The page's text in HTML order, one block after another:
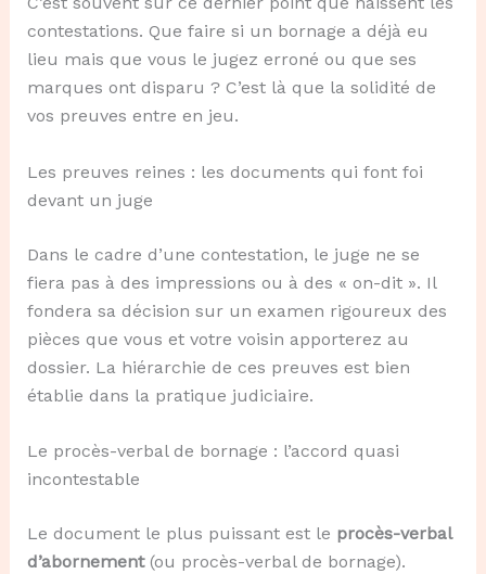
contestations. Que faire si un bornage a déjà eu
lieu mais que vous le jugez erroné ou que ses
marques ont disparu ? C’est là que la solidité de
vos preuves entre en jeu.
Les preuves reines : les documents qui font foi
devant un juge
Dans le cadre d’une contestation, le juge ne se
fiera pas à des impressions ou à des « on-dit ». Il
fondera sa décision sur un examen rigoureux des
pièces que vous et votre voisin apporterez au
dossier. La hiérarchie de ces preuves est bien
établie dans la pratique judiciaire.
Le procès-verbal de bornage : l’accord quasi
incontestable
Le document le plus puissant est le procès-verbal
d’abornement(ou procès-verbal de bornage).